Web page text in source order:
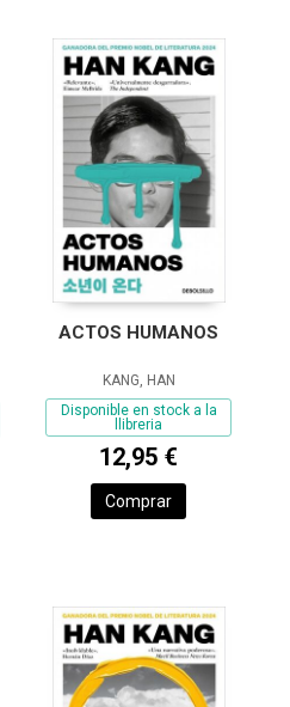
ACTOS HUMANOS
KANG, HAN
Disponible en stock a la
llibreria
12,95 €
Comprar